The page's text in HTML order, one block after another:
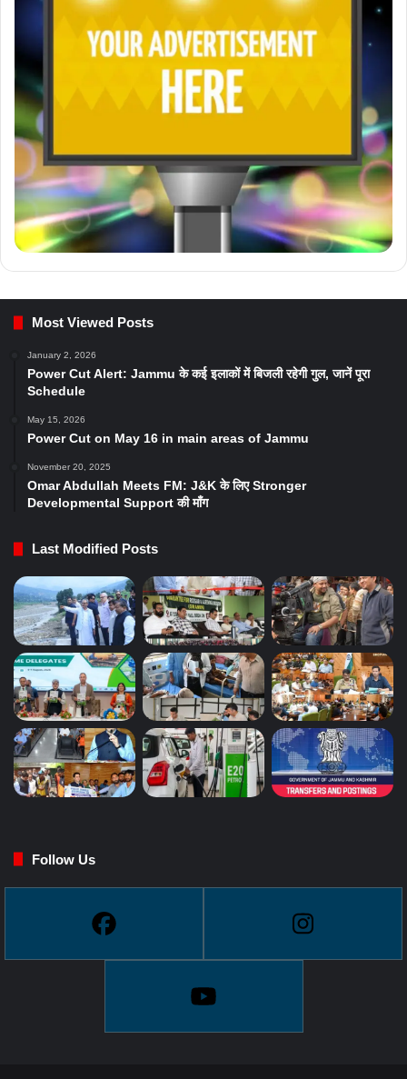
Most Viewed Posts
January 2, 2026
Power Cut Alert: Jammu के कई इलाकों में बिजली रहेगी गुल, जानें पूरा
Schedule
May 15, 2026
Power Cut on May 16 in main areas of Jammu
November 20, 2025
Omar Abdullah Meets FM: J&K के लिए Stronger
Developmental Support की माँग
Last Modified Posts
Follow Us